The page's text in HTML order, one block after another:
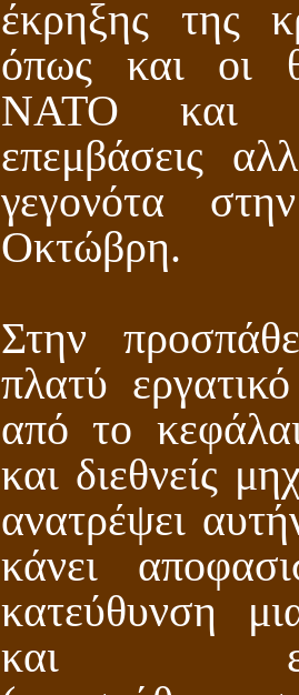
έκρηξης της
όπως και οι
ΝΑΤΟ και
επεμβάσεις
γεγονότα
Οκτώβρη.
Στην
πλατύ
από το
και διεθνείς
ανατρέψει
κάνει
κατεύθυνση
και